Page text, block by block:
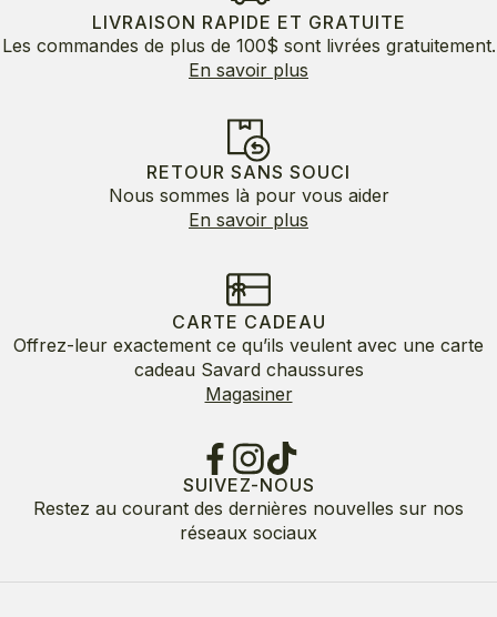
LIVRAISON RAPIDE ET GRATUITE
Les commandes de plus de 100$ sont livrées gratuitement.
En savoir plus
RETOUR SANS SOUCI
Nous sommes là pour vous aider
En savoir plus
CARTE CADEAU
Offrez-leur exactement ce qu’ils veulent avec une carte
cadeau Savard chaussures
Magasiner
SUIVEZ-NOUS
Restez au courant des dernières nouvelles sur nos
réseaux sociaux